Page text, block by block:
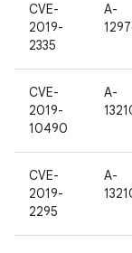
CVE-
2019-
2335
A-
CVE-
2019-
10490
A-
CVE-
2019-
2295
A-